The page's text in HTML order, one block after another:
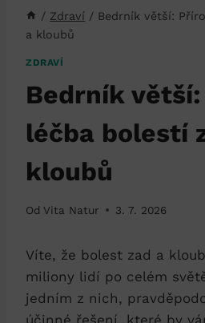
/ Zdraví / Bedrník větší:
a kloubů
ZDRAVÍ
Bedrník
léčba bolestí
kloubů
Od Vita Natur 3. 7. 2026
Víte, že bolest zad a
miliony lidí po celém
jedním z nich,
účinné řešení, které by